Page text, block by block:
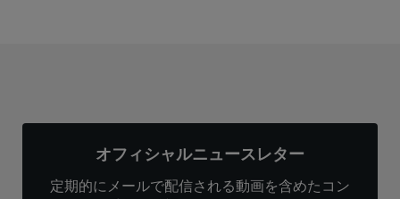
オフィシャルニュースレター
定期的にメールで配信される動画を含めたコン